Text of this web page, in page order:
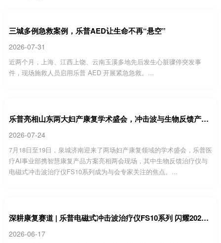
三城多例急救案例，乐普AED让生命不再“悬空”
2026-07-31
近两个月，上海、江西上饶、云南玉溪多地先后发生心脏骤停突发事
件，现场施救人员启用乐普 AED 开展紧急急救。...
乐普亮相山东两大妇产康复学术盛会，冲击波与生物反馈产品获高度关注
2026-07-24
7月18日至19日，泉城济南迎来了两场妇产康复领域的学术盛会，乐普医
疗AI事业部携智慧康复产品方案亮相两会现场，其中生物反馈治疗仪与
电磁式冲击波治疗仪FS10系列成为与会专家关注的焦点。...
深耕康复赛道 | 乐普电磁式冲击波治疗仪FS10系列 闪耀2026中国康复医学会冲击波学术年会
2026-06-17